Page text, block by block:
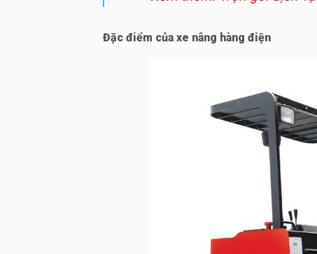
Đặc điểm của xe nâng hàng điện